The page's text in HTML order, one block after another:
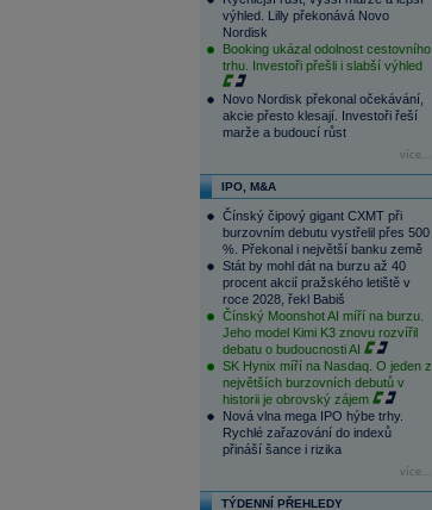
výhled. Lilly překonává Novo
Nordisk
Booking ukázal odolnost cestovního
trhu. Investoři přešli i slabší výhled
Novo Nordisk překonal očekávání,
akcie přesto klesají. Investoři řeší
marže a budoucí růst
více...
IPO, M&A
Čínský čipový gigant CXMT při
burzovním debutu vystřelil přes 500
%. Překonal i největší banku země
Stát by mohl dát na burzu až 40
procent akcií pražského letiště v
roce 2028, řekl Babiš
Čínský Moonshot AI míří na burzu.
Jeho model Kimi K3 znovu rozvířil
debatu o budoucnosti AI
SK Hynix míří na Nasdaq. O jeden z
největších burzovních debutů v
historii je obrovský zájem
Nová vlna mega IPO hýbe trhy.
Rychlé zařazování do indexů
přináší šance i rizika
více...
TÝDENNÍ PŘEHLEDY